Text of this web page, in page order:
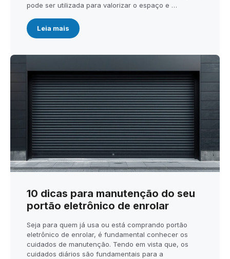
pode ser utilizada para valorizar o espaço e …
Leia mais
10 dicas para manutenção do seu
portão eletrônico de enrolar
Seja para quem já usa ou está comprando portão
eletrônico de enrolar, é fundamental conhecer os
cuidados de manutenção. Tendo em vista que, os
cuidados diários são fundamentais para a